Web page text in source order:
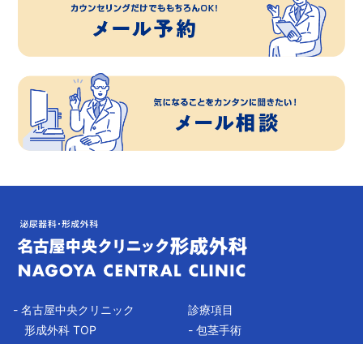
- 名古屋中央クリニック
形成外科 TOP
診療項目
- 包茎手術